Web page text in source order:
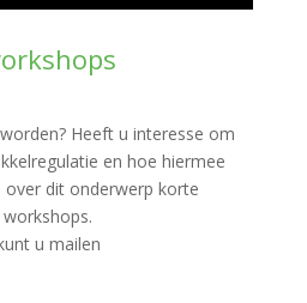
Heeft u interesse om
en hoe hiermee
over dit onderwerp korte
u mailen